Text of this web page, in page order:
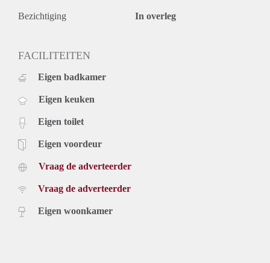
Bezichtiging In overleg
FACILITEITEN
Eigen badkamer
Eigen keuken
Eigen toilet
Eigen voordeur
Vraag de adverteerder
Vraag de adverteerder
Eigen woonkamer